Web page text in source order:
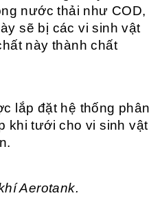
nước thải như COD,
sẽ bị các vi sinh vật
này thành chất
lắp đặt hệ thống phân
khi tưới cho vi sinh vật
Aerotank.